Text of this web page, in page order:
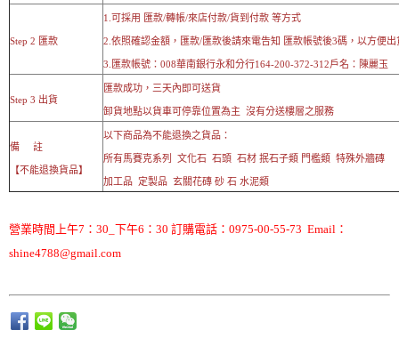
Step 2 匯款
1.可採用 匯款/轉帳/來店付款/貨到付款 等方式
2.依照確認金額，匯款/匯款後請來電告知 匯款帳號後3碼，以方便出
3.匯款帳號：008華南銀行永和分行164-200-372-312戶名：陳麗玉
Step 3 出貨
匯款成功，三天內即可送貨
卸貨地點以貨車可停靠位置為主 沒有分送樓層之服務
備 註
【不能退換貨品】
以下商品為不能退換之貨品：
所有馬賽克系列 文化石 石頭 石材 抿石子類 門檻類 特殊外牆磚
加工品 定製品 玄關花磚 砂 石 水泥類
營業時間上午7：30_下午6：30 訂購電話：0975-00-55-73 Email：
shine4788@gmail.com